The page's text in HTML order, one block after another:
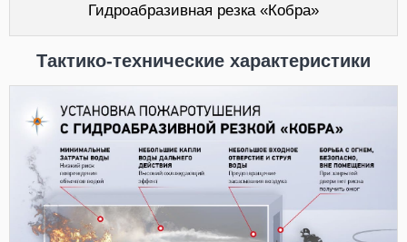
Гидроабразивная резка «Кобра»
Тактико-технические характеристики